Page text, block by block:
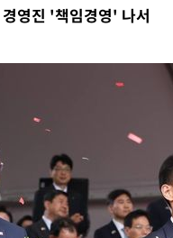
경선…박선원·최민희·서미화·
원투표…金 47.75%·鄭
번호 7번 의미보단 팀 위해 뛸
리당원 투표 김민석 승리
간당 30㎜ '강한 비'[내일날씨]
음 느꼈고, 많은 트로피 원해 아
일부 지역엔 호의주의보
환자 3000명 돌파
영진 '책임경영' 나서